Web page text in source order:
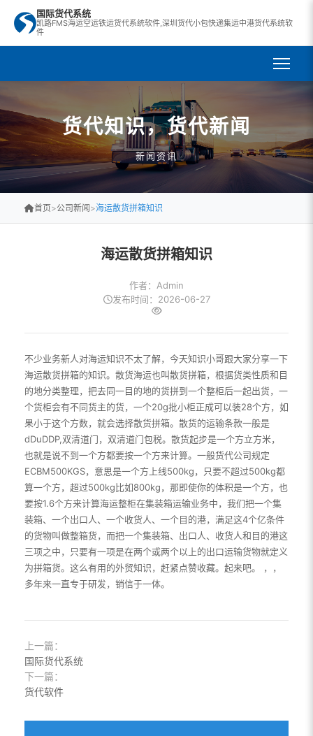
国际货代系统
凯路FMS海运空运铁运货代系统软件,深圳货代小包快递集运中港货代系统软
件
货代知识，货代新闻
新闻资讯
首页>公司新闻 >海运散货拼箱知识
海运散货拼箱知识
作者：Admin
发布时间：2026-06-27
不少业务新人对海运知识不太了解，今天知识小哥跟大家分享一下
海运散货拼箱的知识。散货海运也叫散货拼箱，根据货类性质和目
的地分类整理，把去同一目的地的货拼到一个整柜后一起出货，一
个货柜会有不同货主的货，一个20g批小柜正成可以装28个方，如
果小于这个方数，就会选择散货拼箱。散货的运输条款一般是
dDuDDP,双清道门，双清道门包税。散货起步是一个方立方米，
也就是说不到一个方都要按一个方来计算。一般货代公司规定
ECBM500KGS，意思是一个方上线500kg，只要不超过500kg都
算一个方，超过500kg比如800kg，那即使你的体积是一个方，也
要按1.6个方来计算海运整柜在集装箱运输业务中，我们把一个集
装箱、一个出口人、一个收货人、一个目的港，满足这4个亿条件
的货物叫做整箱货，而把一个集装箱、出口人、收货人和目的港这
三项之中，只要有一项是在两个或两个以上的出口运输货物就定义
为拼箱货。这么有用的外贸知识，赶紧点赞收藏。起来吧。 ，，
多年来一直专于研发，销信于一体。
上一篇：
国际货代系统
下一篇：
货代软件